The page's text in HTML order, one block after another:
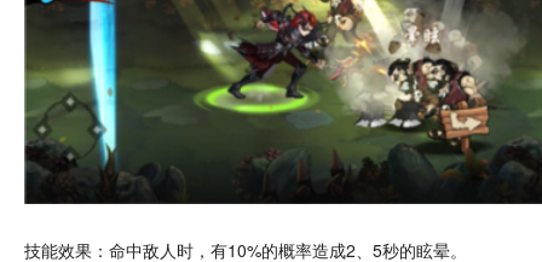
技能效果：命中敌人时，有10%的概率造成2、5秒的眩晕。